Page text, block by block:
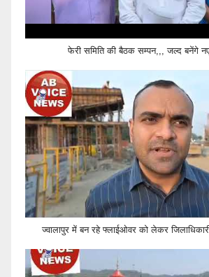
फेरी समिति की बैठक सम्पन,,, जल्द बनेंगे
ज्वालापुर में बन रहे फ्लाईओवर को लेकर